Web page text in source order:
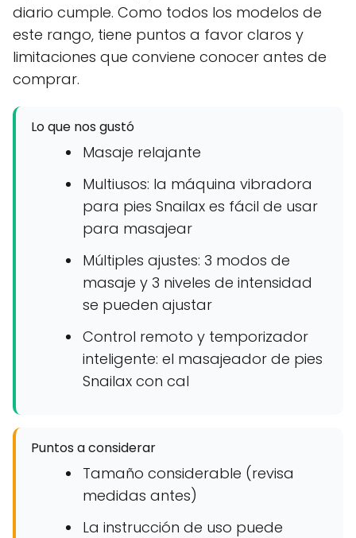
diario cumple. Como todos los modelos de
este rango, tiene puntos a favor claros y
limitaciones que conviene conocer antes de
comprar.
Lo que nos gustó
Masaje relajante
Multiusos: la máquina vibradora
para pies Snailax es fácil de usar
para masajear
Múltiples ajustes: 3 modos de
masaje y 3 niveles de intensidad
se pueden ajustar
Control remoto y temporizador
inteligente: el masajeador de pies
Snailax con cal
Puntos a considerar
Tamaño considerable (revisa
medidas antes)
La instrucción de uso puede